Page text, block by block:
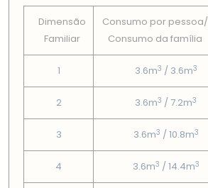
Dimensão
Familiar
Consumo por pessoa/
Consumo da famí­lia
1 3.6m3 / 3.6m3
2 3.6m3 / 7.2m3
3 3.6m3 / 10.8m3
4 3.6m3 / 14.4m3